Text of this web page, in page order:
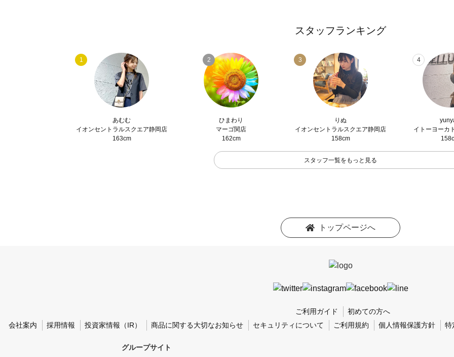
スタッフランキング
1
あむむ
イオンセントラルスクエア静岡店
163cm
2
ひまわり
マーゴ関店
162cm
3
りぬ
イオンセントラルスクエア静岡店
158cm
4
イトーヨーカ
スタッフ一覧をもっと見る
トップページへ
ご利用ガイド
初めての方へ
会社案内
採用情報 投資家情報（IR） 商品に関する大切なお知らせ セキュリティについて ご利用規約 個人情報保護方針 特
グループサイト